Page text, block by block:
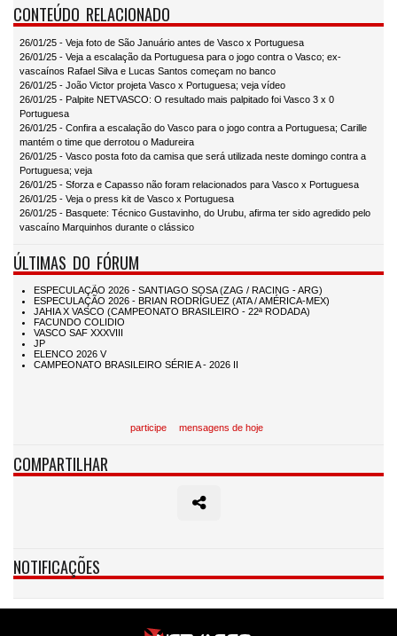
CONTEÚDO RELACIONADO
26/01/25 - Veja foto de São Januário antes de Vasco x Portuguesa
26/01/25 - Veja a escalação da Portuguesa para o jogo contra o Vasco; ex-
vascaínos Rafael Silva e Lucas Santos começam no banco
26/01/25 - João Victor projeta Vasco x Portuguesa; veja vídeo
26/01/25 - Palpite NETVASCO: O resultado mais palpitado foi Vasco 3 x 0
Portuguesa
26/01/25 - Confira a escalação do Vasco para o jogo contra a Portuguesa; Carille
mantém o time que derrotou o Madureira
26/01/25 - Vasco posta foto da camisa que será utilizada neste domingo contra a
Portuguesa; veja
26/01/25 - Sforza e Capasso não foram relacionados para Vasco x Portuguesa
26/01/25 - Veja o press kit de Vasco x Portuguesa
26/01/25 - Basquete: Técnico Gustavinho, do Urubu, afirma ter sido agredido pelo
vascaíno Marquinhos durante o clássico
ÚLTIMAS DO FÓRUM
participe mensagens de hoje
COMPARTILHAR
NOTIFICAÇÕES